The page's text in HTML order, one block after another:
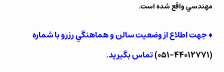
مهندسي واقع شده است.
♦ جهت اطلاع از وضعيت سالن و هماهنگي رزرو با شماره
(۴۴۰۱۲۷۷۱-۰۵۱)
تماس بگيريد.